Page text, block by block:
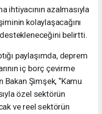
ihtiyacının azalmasıyla
kolaylaşacağını
belirtti.
paylaşımda, deprem
iç borç çevirme
Bakan Şimşek, “Kamu
özel sektörün
ve reel sektörün